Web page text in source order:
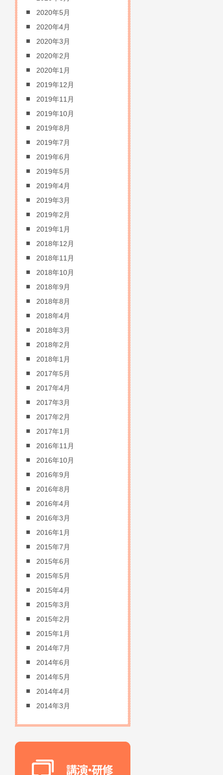
2020年5月
2020年4月
2020年3月
2020年2月
2020年1月
2019年12月
2019年11月
2019年10月
2019年8月
2019年7月
2019年6月
2019年5月
2019年4月
2019年3月
2019年2月
2019年1月
2018年12月
2018年11月
2018年10月
2018年9月
2018年8月
2018年4月
2018年3月
2018年2月
2018年1月
2017年5月
2017年4月
2017年3月
2017年2月
2017年1月
2016年11月
2016年10月
2016年9月
2016年8月
2016年4月
2016年3月
2016年1月
2015年7月
2015年6月
2015年5月
2015年4月
2015年3月
2015年2月
2015年1月
2014年7月
2014年6月
2014年5月
2014年4月
2014年3月